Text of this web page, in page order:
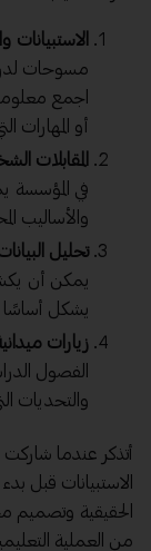
الاستبيانات
مسوحات
اجمع
أو المهارات
المقابلات
في المؤسسة
والأساليب
تحليل
يمكن أن
يشكل أساسًا
زيارات
الفصول
والتحديات
أتذكر عندما
الاستبيانات قبل
الحقيقية وتصميم
من العملية